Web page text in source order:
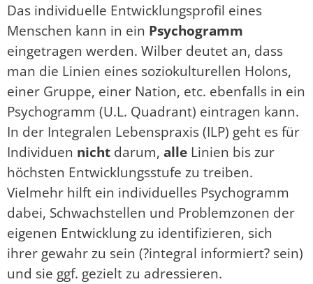
Das individuelle Entwicklungsprofil eines
Menschen kann in ein Psychogramm
eingetragen werden. Wilber deutet an, dass
man die Linien eines soziokulturellen Holons,
einer Gruppe, einer Nation, etc. ebenfalls in ein
Psychogramm (U.L. Quadrant) eintragen kann.
In der Integralen Lebenspraxis (ILP) geht es für
Individuen nicht darum, alle Linien bis zur
höchsten Entwicklungsstufe zu treiben.
Vielmehr hilft ein individuelles Psychogramm
dabei, Schwachstellen und Problemzonen der
eigenen Entwicklung zu identifizieren, sich
ihrer gewahr zu sein (?integral informiert? sein)
und sie ggf. gezielt zu adressieren.